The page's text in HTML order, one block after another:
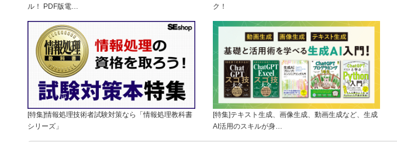
ル！ PDF版電…
ク！
[特集]情報処理技術者試験対策なら「情報処理教科書
シリーズ」
[特集]テキスト生成、画像生成、動画生成など、生成
AI活用のスキルが身…